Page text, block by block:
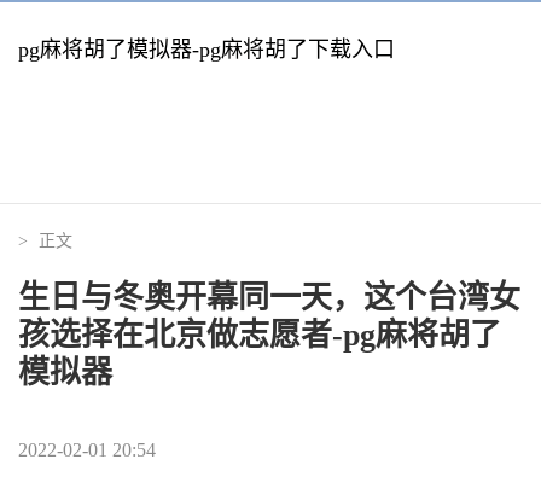
pg麻将胡了模拟器-pg麻将胡了下载入口
> 正文
生日与冬奥开幕同一天，这个台湾女
孩选择在北京做志愿者-pg麻将胡了
模拟器
2022-02-01 20:54